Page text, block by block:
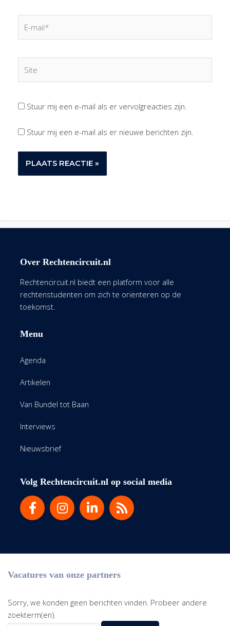
mail*
Stuur mij een e-mail als er vervolgreacties zijn.
Stuur mij een e-mail als er nieuwe berichten zijn.
Over Rechtencircuit.nl
Rechtencircuit.nl biedt een platform voor alle
rechtenstudenten om zich te oriënteren op de
toekomst.
Menu
Agenda
Artikelen
Van Bundel tot Baan
Interviews
Nieuwsbrief
Volg Rechtencircuit.nl op social media
Vacatures van onze partners
Sorry, we konden geen berichten vinden. Probeer andere
zoekterm(en).